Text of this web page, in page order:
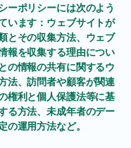
ーポリシーには次のよう
います：ウェブサイトが
とその収集方法、ウェブ
報を収集する理由につい
の情報の共有に関するウ
法、訪問者や顧客が関連
権利と個人保護法等に基
る方法、未成年者のデー
の運用方法など。